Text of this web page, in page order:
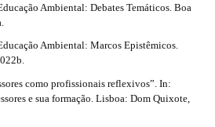
Ambiental: Debates Temáticos. Boa
Ambiental: Marcos Epistêmicos.
como profissionais reflexivos”. In:
e sua formação. Lisboa: Dom Quixote,